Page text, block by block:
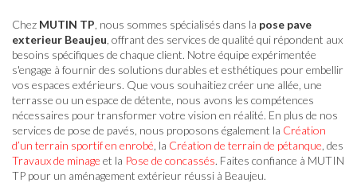
Chez MUTIN TP , nous sommes spécialisés dans la pose pave
exterieur Beaujeu , offrant des services de qualité qui répondent aux
besoins spécifiques de chaque client. Notre équipe expérimentée
s'engage à fournir des solutions durables et esthétiques pour embellir
vos espaces extérieurs. Que vous souhaitiez créer une allée, une
terrasse ou un espace de détente, nous avons les compétences
nécessaires pour transformer votre vision en réalité. En plus de nos
services de pose de pavés, nous proposons également la Création
d’un terrain sportif en enrobé , la Création de terrain de pétanque , des
Travaux de minage et la Pose de concassés. Faites confiance à MUTIN
TP pour un aménagement extérieur réussi à Beaujeu.